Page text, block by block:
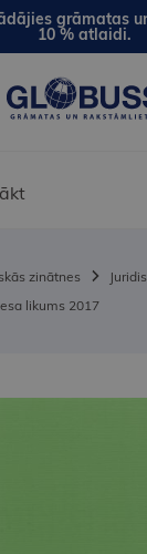
grāmatas
10 % atlaidi.
zinātnes
likums 2017